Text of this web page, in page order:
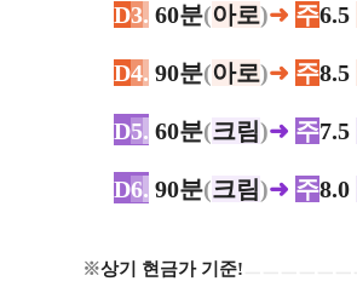
D3. 60분(아로)➜ 주6.5
D4. 90분(아로)➜ 주8.5
D5. 60분(크림)➜ 주7.5
D6. 90분(크림)➜ 주8.0
※상기 현금가 기준!